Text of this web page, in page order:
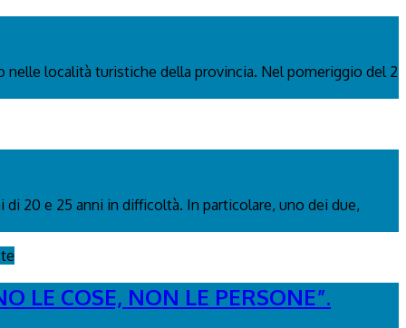
località turistiche della provincia. Nel pomeriggio del 2
20 e 25 anni in difficoltà. In particolare, uno dei due,
LE COSE, NON LE PERSONE”.